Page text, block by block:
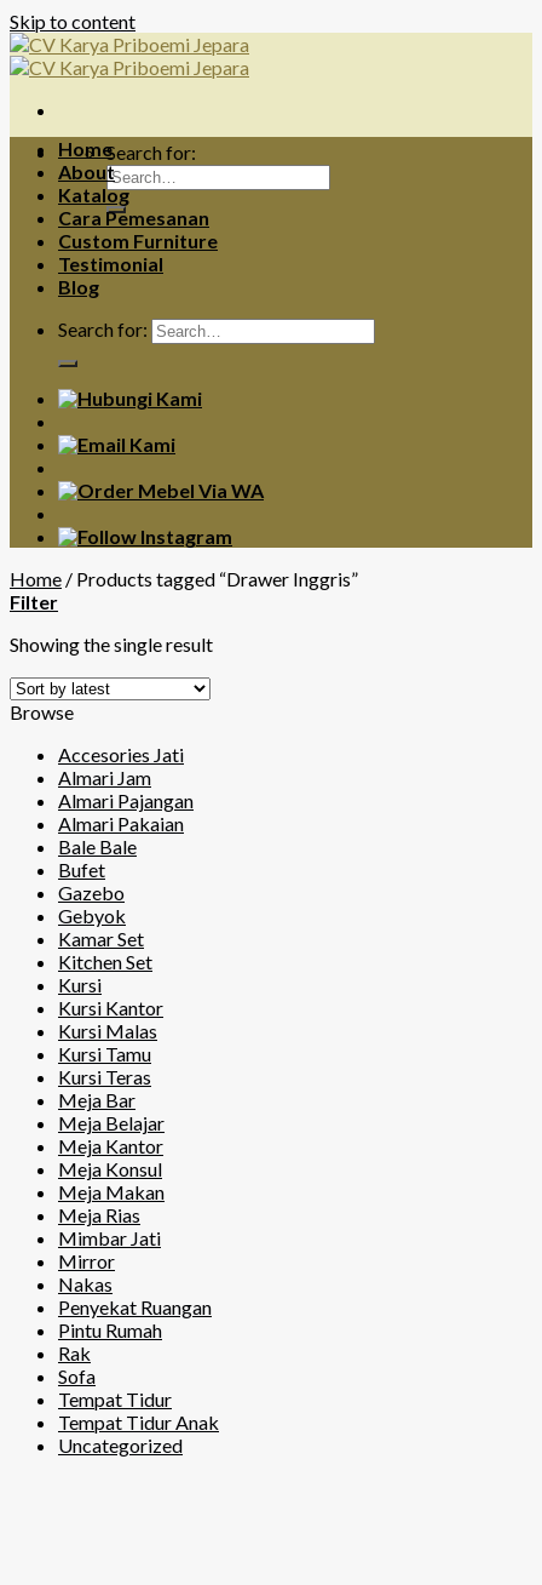
Skip to content
Search for:
Home
About
Katalog
Cara Pemesanan
Custom Furniture
Testimonial
Blog
Search for:
Home / Products tagged “Drawer Inggris”
Filter
Showing the single result
Browse
Accesories Jati
Almari Jam
Almari Pajangan
Almari Pakaian
Bale Bale
Bufet
Gazebo
Gebyok
Kamar Set
Kitchen Set
Kursi
Kursi Kantor
Kursi Malas
Kursi Tamu
Kursi Teras
Meja Bar
Meja Belajar
Meja Kantor
Meja Konsul
Meja Makan
Meja Rias
Mimbar Jati
Mirror
Nakas
Penyekat Ruangan
Pintu Rumah
Rak
Sofa
Tempat Tidur
Tempat Tidur Anak
Uncategorized